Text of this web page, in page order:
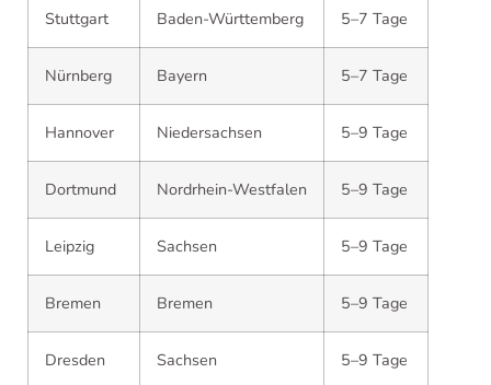
Stuttgart Baden-Württemberg 5–7 Tage
Nürnberg Bayern 5–7 Tage
Hannover Niedersachsen 5–9 Tage
Dortmund Nordrhein-Westfalen 5–9 Tage
Leipzig Sachsen 5–9 Tage
Bremen Bremen 5–9 Tage
Dresden Sachsen 5–9 Tage